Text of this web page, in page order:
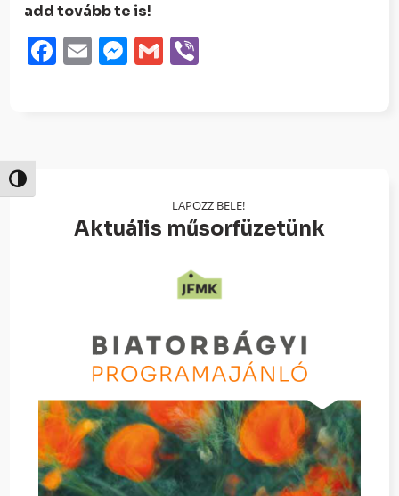
Nagy kontraszt váltása
add tovább te is!
Facebook
EmailMessenger
Gmail
LAPOZZ BELE!
Aktuális műsorfüzetünk